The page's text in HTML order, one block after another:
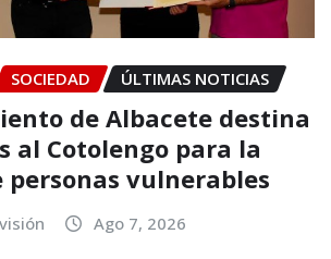
SOCIEDAD ÚLTIMAS NOTICIAS
de Albacete destina
al Cotolengo para la
personas vulnerables
Ago 7, 2026